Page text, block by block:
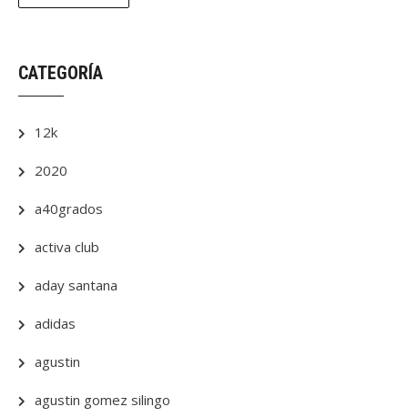
CATEGORÍA
12k
2020
a40grados
activa club
aday santana
adidas
agustin
agustin gomez silingo